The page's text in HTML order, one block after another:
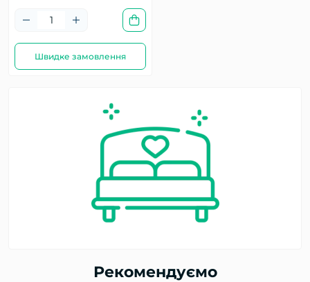
Швидке замовлення
Рекомендуємо